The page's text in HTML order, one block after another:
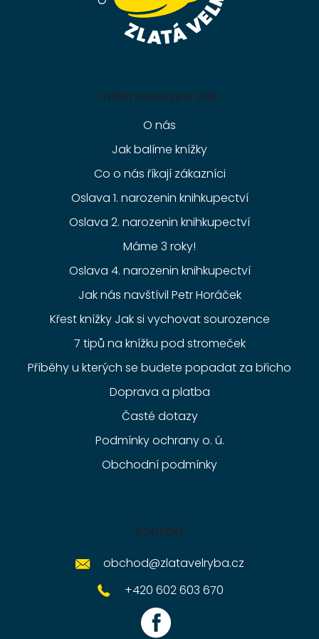
Informace pro vás
O nás
Jak balíme knížky
Co o nás říkají zákazníci
Oslava 1. narozenin knihkupectví
Oslava 2. narozenin knihkupectví
Máme 3 roky!
Oslava 4. narozenin knihkupectví
Jak nás navštívil Petr Horáček
Křest knížky Jak si vychovat sourozence
7 tipů na knížku pod stromeček
Příběhy u kterých se budete popadat za břicho
Doprava a platba
Časté dotazy
Podmínky ochrany o. ú.
Obchodní podmínky
Kontakt
obchod@zlatavelryba.cz
+420 602 603 670